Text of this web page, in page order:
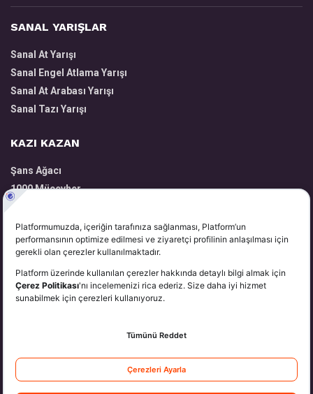
SANAL YARIŞLAR
Sanal At Yarışı
Sanal Engel Atlama Yarışı
Sanal At Arabası Yarışı
Sanal Tazı Yarışı
KAZI KAZAN
Şans Ağacı
1000 Mücevher
Volkanik Harita
Zengin Yatırımcı
Kazandıran Taşlar
YARDIM
Para Yatırma
Para Çekme